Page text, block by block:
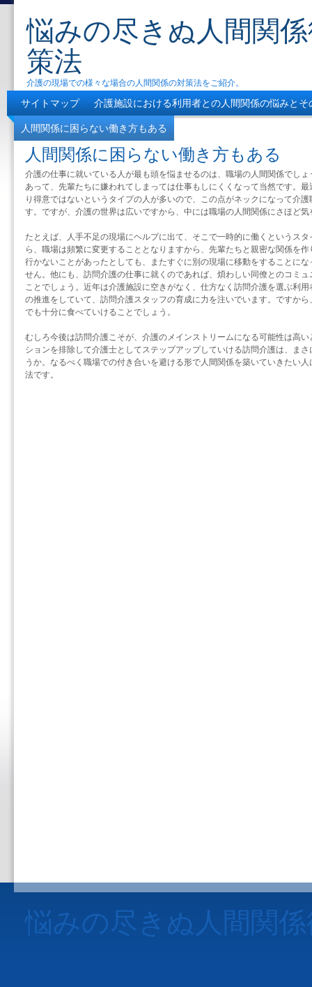
悩みの尽きぬ人間関
策法
介護の現場での様々な場合の人間関係の対策法をご紹介。
サイトマップ
介護施設における利用者との人間関係の悩みとそ
人間関係に困らない働き方もある
人間関係に困らない働き方もある
介護の仕事に就いている人が最も頭を悩ませるのは、職場の人間関係でし
あって、先輩たちに嫌われてしまっては仕事もしにくくなって当然です。
り得意ではないというタイプの人が多いので、この点がネックになって介
す。ですが、介護の世界は広いですから、中には職場の人間関係にさほど
たとえば、人手不足の現場にヘルプに出て、そこで一時的に働くというス
ら、職場は頻繁に変更することとなりますから、先輩たちと親密な関係を
行かないことがあったとしても、またすぐに別の現場に移動をすることに
せん。他にも、訪問介護の仕事に就くのであれば、煩わしい同僚とのコミ
ことでしょう。近年は介護施設に空きがなく、仕方なく訪問介護を選ぶ利
の推進をしていて、訪問介護スタッフの育成に力を注いでいます。ですか
でも十分に食べていけることでしょう。
むしろ今後は訪問介護こそが、介護のメインストリームになる可能性は高
ションを排除して介護士としてステップアップしていける訪問介護は、ま
うか。なるべく職場での付き合いを避ける形で人間関係を築いていきたい
法です。
悩みの尽きぬ人間関